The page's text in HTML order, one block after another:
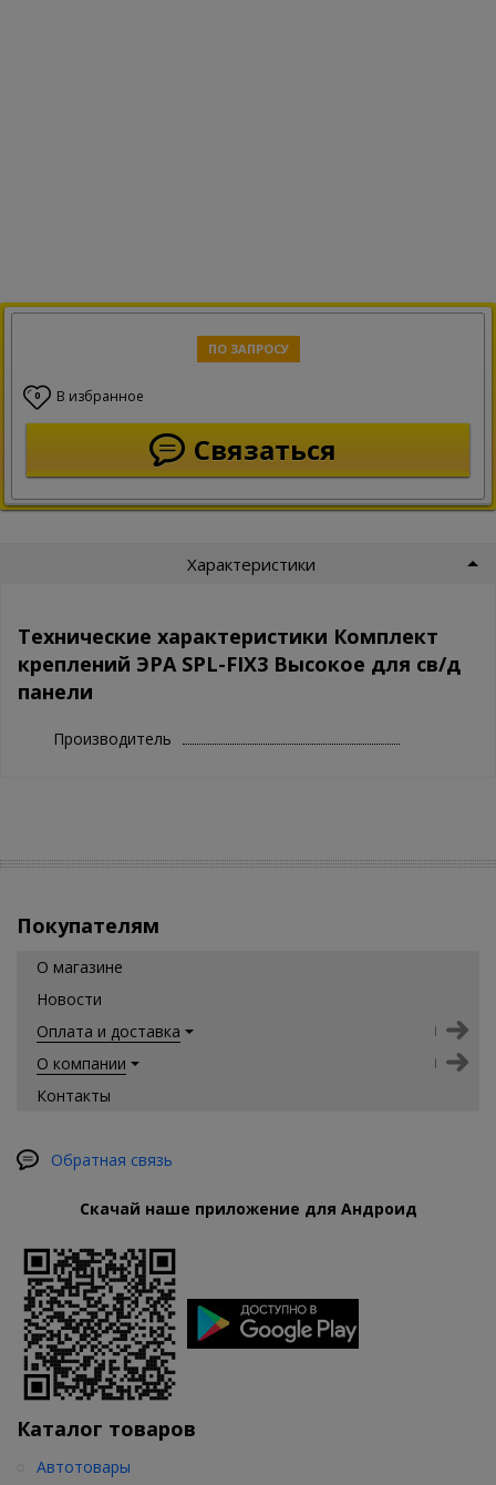
ПО ЗАПРОСУ
0 В избранное
Связаться
Характеристики
Технические характеристики Комплект
креплений ЭРА SPL-FIX3 Высокое для св/д
панели
Производитель
Покупателям
О магазине
Новости
Оплата и доставка
О компании
Контакты
Обратная связь
Скачай наше приложение для Андроид
Каталог товаров
Автотовары